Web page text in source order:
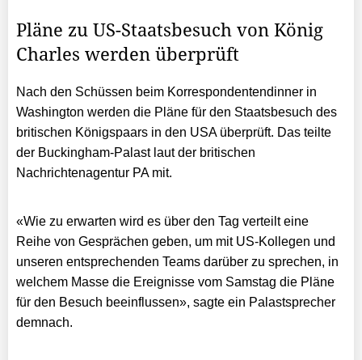
Pläne zu US-Staatsbesuch von König
Charles werden überprüft
Nach den Schüssen beim Korrespondentendinner in
Washington werden die Pläne für den Staatsbesuch des
britischen Königspaars in den USA überprüft. Das teilte
der Buckingham-Palast laut der britischen
Nachrichtenagentur PA mit.
«Wie zu erwarten wird es über den Tag verteilt eine
Reihe von Gesprächen geben, um mit US-Kollegen und
unseren entsprechenden Teams darüber zu sprechen, in
welchem Masse die Ereignisse vom Samstag die Pläne
für den Besuch beeinflussen», sagte ein Palastsprecher
demnach.